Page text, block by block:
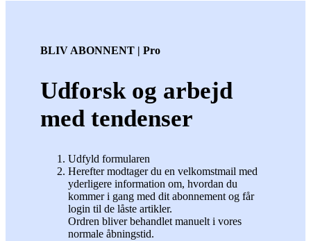
BLIV ABONNENT | Pro
Udforsk og arbejd
med tendenser
Udfyld formularen
Herefter modtager du en velkomstmail med
yderligere information om, hvordan du
kommer i gang med dit abonnement og får
login til de låste artikler.
Ordren bliver behandlet manuelt i vores
normale åbningstid.